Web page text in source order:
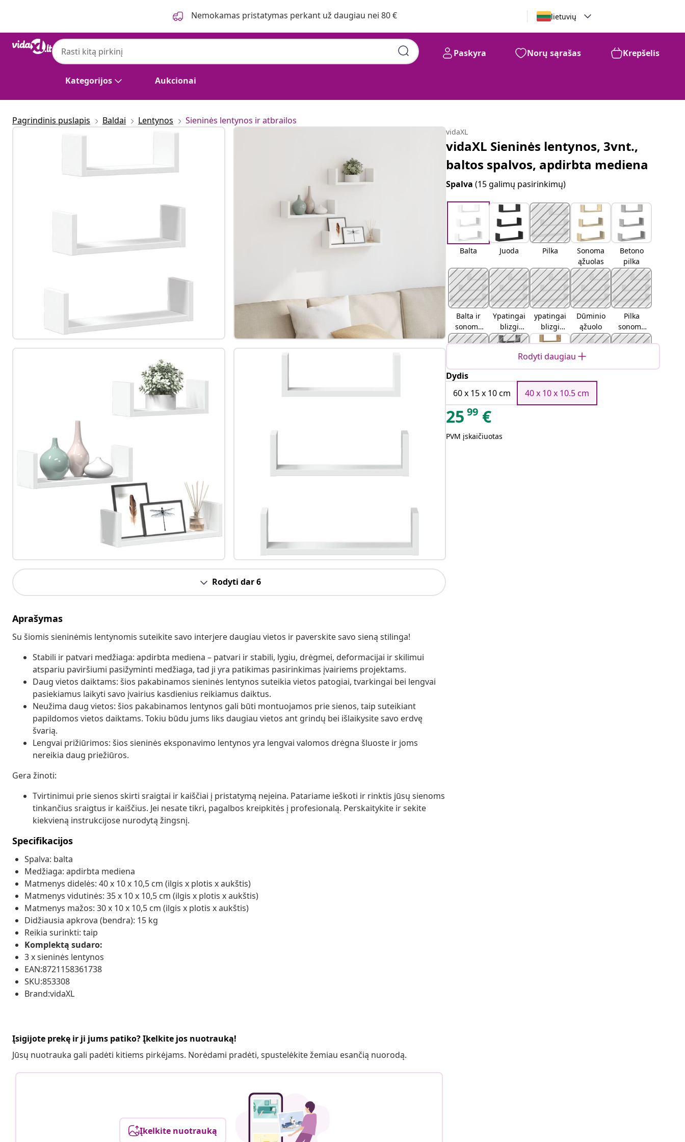
Nemokamas pristatymas perkant už daugiau nei 80 € lietuvių
Kategorijos Aukcionai
Paskyra Norų sąrašas Krepšelis
Pagrindinis puslapis Baldai Lentynos Sieninės lentynos ir atbrailos
Rodyti dar 6
Aprašymas
Su šiomis sieninėmis lentynomis suteikite savo interjere daugiau vietos ir paverskite savo sieną stilinga!
Stabili ir patvari medžiaga: apdirbta mediena – patvari ir stabili, lygiu, drėgmei, deformacijai ir skilimui
atspariu paviršiumi pasižyminti medžiaga, tad ji yra patikimas pasirinkimas įvairiems projektams.
Daug vietos daiktams: šios pakabinamos sieninės lentynos suteikia vietos patogiai, tvarkingai bei lengvai
pasiekiamus laikyti savo įvairius kasdienius reikiamus daiktus.
Neužima daug vietos: šios pakabinamos lentynos gali būti montuojamos prie sienos, taip suteikiant
papildomos vietos daiktams. Tokiu būdu jums liks daugiau vietos ant grindų bei išlaikysite savo erdvę
švarią.
Lengvai prižiūrimos: šios sieninės eksponavimo lentynos yra lengvai valomos drėgna šluoste ir joms
nereikia daug priežiūros.
Gera žinoti:
Tvirtinimui prie sienos skirti sraigtai ir kaiščiai į pristatymą neįeina. Patariame ieškoti ir rinktis jūsų sienoms
tinkančius sraigtus ir kaiščius. Jei nesate tikri, pagalbos kreipkitės į profesionalą. Perskaitykite ir sekite
kiekvieną instrukcijose nurodytą žingsnį.
Specifikacijos
Spalva: balta
Medžiaga: apdirbta mediena
Matmenys didelės: 40 x 10 x 10,5 cm (ilgis x plotis x aukštis)
Matmenys vidutinės: 35 x 10 x 10,5 cm (ilgis x plotis x aukštis)
Matmenys mažos: 30 x 10 x 10,5 cm (ilgis x plotis x aukštis)
Didžiausia apkrova (bendra): 15 kg
Reikia surinkti: taip
Komplektą sudaro:
3 x sieninės lentynos
EAN:8721158361738
SKU:853308
Brand:vidaXL
Įsigijote prekę ir ji jums patiko? Įkelkite jos nuotrauką!
Jūsų nuotrauka gali padėti kitiems pirkėjams. Norėdami pradėti, spustelėkite žemiau esančią nuorodą.
Įkelkite nuotrauką
vidaXL
vidaXL Sieninės lentynos, 3vnt.,
baltos spalvos, apdirbta mediena
Spalva(15 galimų pasirinkimų)
Balta Juoda Pilka
Sonoma
ąžuolas
Betono
pilka
Balta ir
sonoma
ąžuolo
Ypatingai
blizgi
balta
ypatingai
blizgi
pilka
Dūminio
ąžuolo
Pilka
sonoma
ąžuolo
ruda
ąžuolo
Sena
mediena
Ąžuolo
artisano
ąžuolo
Rodyti daugiau
Dydis
60 x 15 x 10 cm
40 x 10 x 10.5 cm
25 99 €
PVM įskaičiuotas